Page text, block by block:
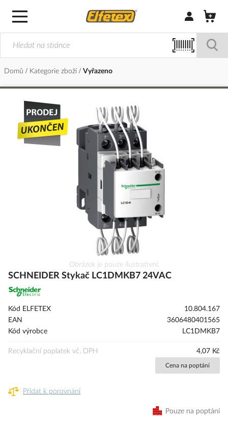
Přihlásit/
Domů Kategorie zboží Vyřazeno
konec
galerie
na
galerie
s
Obrázek je pouze ilustrativní.
SCHNEIDER Stykač LC1DMKB7 24VAC
Kód ELFETEX
10.804.167
EAN
3606480401565
Kód výrobce
LC1DMKB7
Recyklační poplatek vč. DPH 4,07 Kč
Cena na poptání
Přidat k porovnání
Pouze na poptání